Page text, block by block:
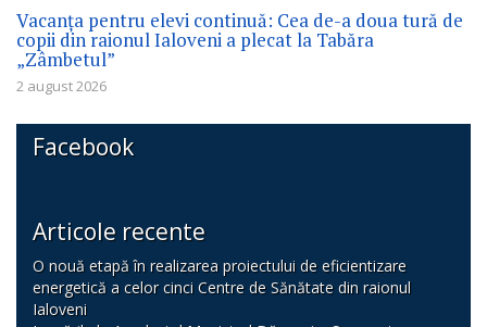
Vacanța pentru elevi continuă: Cea de-a doua tură de
copii din raionul Ialoveni a plecat la Tabăra
„Zâmbetul”
2 august 2026
Facebook
Articole recente
O nouă etapă în realizarea proiectului de eficientizare
energetică a celor cinci Centre de Sănătate din raionul
Ialoveni